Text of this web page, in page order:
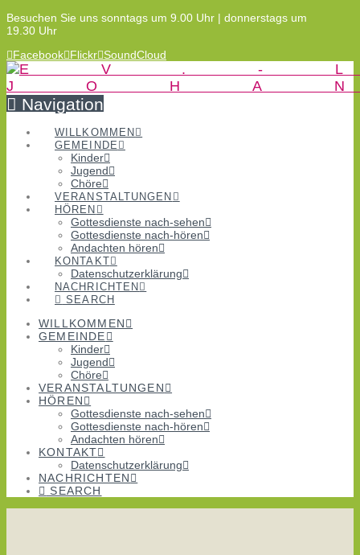
Besuchen Sie uns sonntags um 9.00 Uhr | donnerstags um
19.30 Uhr
Facebook Flickr SoundCloud
Navigation
WILLKOMMEN
GEMEINDE
Kinder
Jugend
Chöre
VERANSTALTUNGEN
HÖREN
Gottesdienste nach-sehen
Gottesdienste nach-hören
Andachten hören
KONTAKT
Datenschutzerklärung
NACHRICHTEN
SEARCH
WILLKOMMEN
GEMEINDE
Kinder
Jugend
Chöre
VERANSTALTUNGEN
HÖREN
Gottesdienste nach-sehen
Gottesdienste nach-hören
Andachten hören
KONTAKT
Datenschutzerklärung
NACHRICHTEN
SEARCH